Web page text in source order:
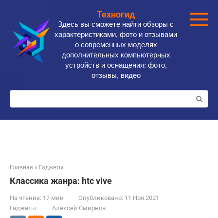
контенту
Техногид
Здесь вы сможете найти обзоры с
характеристиками, фото и отзывами
о современных моделях
дополнительных компьютерных
устройств и оснащения: фото,
отзывы, видео
Поиск:
Главная » Гаджеты
Классика жанра: htc vive
На чтение: 17 мин Опубликовано: 11 Ноя 2021
Гаджеты
Алексей Смирнов